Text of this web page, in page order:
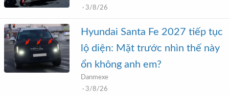
3/8/26
Hyundai Santa Fe 2027 tiếp tục
lộ diện: Mặt trước nhìn thế này
ổn không anh em?
Danmexe
3/8/26